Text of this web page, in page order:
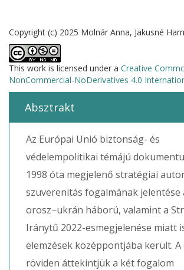
Copyright (c) 2025 Molnár Anna, Jakusné
This work is licensed under a Creative
NonCommercial-NoDerivatives 4.0
Absztrakt
Az Európai Unió biztonság- és
védelempolitikai témájú
1998 óta megjelenő stratégiai
szuverenitás fogalmának jelentése
orosz−ukrán háború, valamint a
Iránytű 2022-esmegjelenése miatt
elemzések középpontjába került. A
röviden áttekintjük a két fogalom